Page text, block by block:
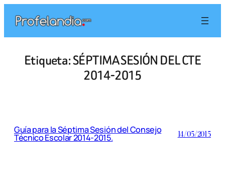
contenido
Etiqueta:SÉPTIMA SESIÓN DEL CTE
2014-2015
Guía para la Séptima Sesión del Consejo
Técnico Escolar 2014-2015. 14/05/2015